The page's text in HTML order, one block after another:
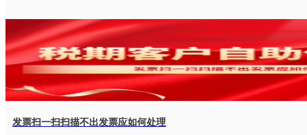
发票扫一扫扫描不出发票应如何处理